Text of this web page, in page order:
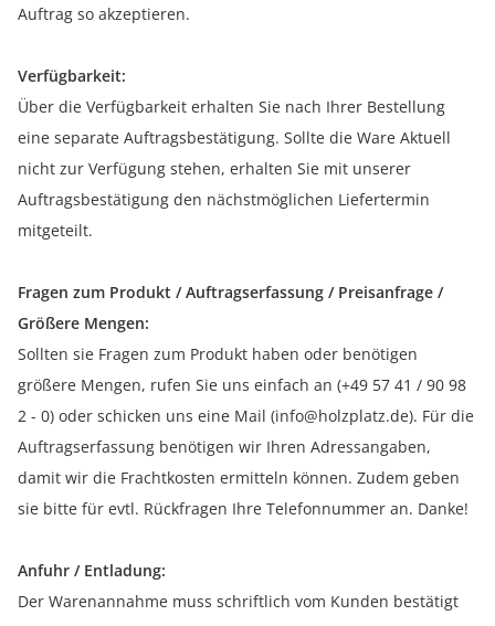
Auftrag so akzeptieren.
Verfügbarkeit:
Über die Verfügbarkeit erhalten Sie nach Ihrer Bestellung
eine separate Auftragsbestätigung. Sollte die Ware Aktuell
nicht zur Verfügung stehen, erhalten Sie mit unserer
Auftragsbestätigung den nächstmöglichen Liefertermin
mitgeteilt.
Fragen zum Produkt / Auftragserfassung / Preisanfrage /
Größere Mengen:
Sollten sie Fragen zum Produkt haben oder benötigen
größere Mengen, rufen Sie uns einfach an (+49 57 41 / 90 98
2 - 0) oder schicken uns eine Mail (info@holzplatz.de). Für die
Auftragserfassung benötigen wir Ihren Adressangaben,
damit wir die Frachtkosten ermitteln können. Zudem geben
sie bitte für evtl. Rückfragen Ihre Telefonnummer an. Danke!
Anfuhr / Entladung:
Der Warenannahme muss schriftlich vom Kunden bestätigt